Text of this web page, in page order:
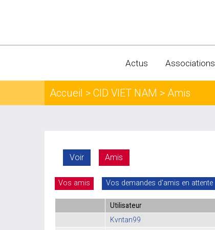
Actus Associations
Accueil > CID VIET NAM > Amis
Voir Amis
Vos amis Vos demandes d'amis en attente
Utilisateur
Kvntan99